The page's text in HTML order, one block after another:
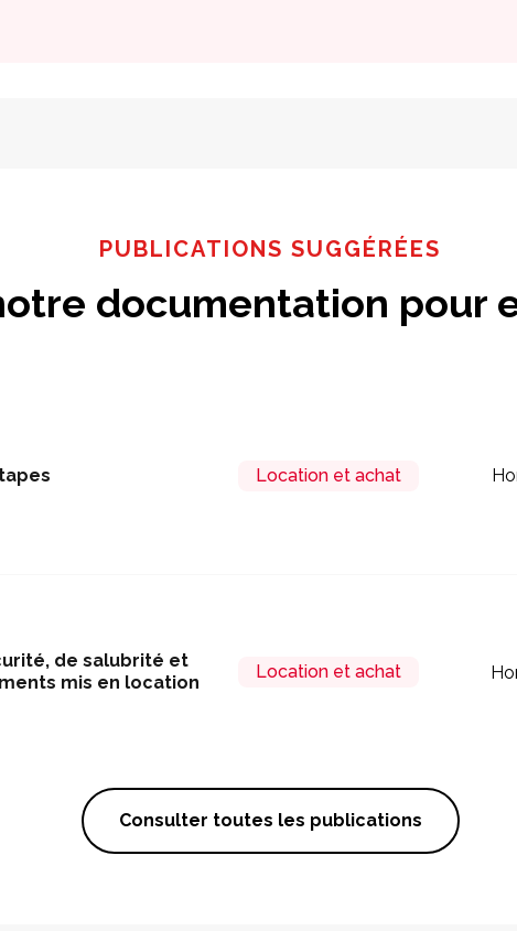
PUBLICATIONS SUGGÉRÉES
documentation pour
Location et achat
de salubrité et
mis en location
Location et achat
Consulter toutes les publications